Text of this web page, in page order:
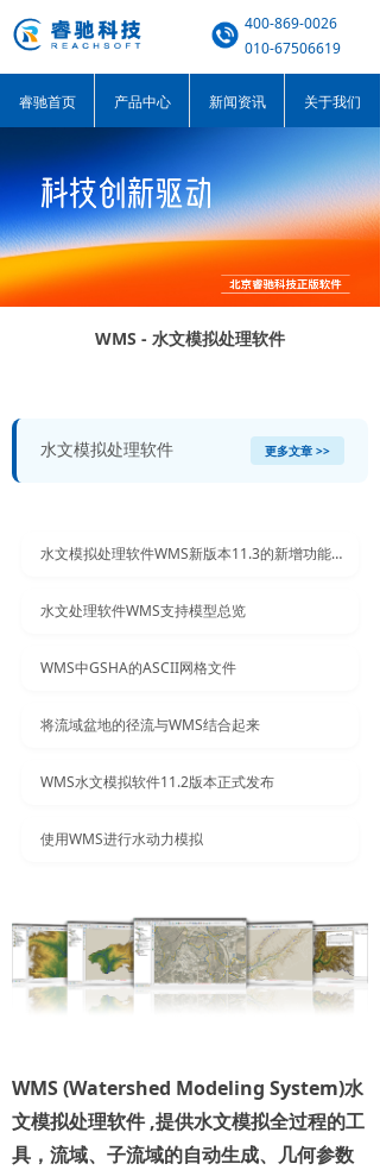
400-869-0026
010-67506619
睿驰首页 产品中心 新闻资讯 关于我们
WMS - 水文模拟处理软件
水文模拟处理软件 更多文章 >>
水文模拟处理软件WMS新版本11.3的新增功能概述
水文处理软件WMS支持模型总览
WMS中GSHA的ASCII网格文件
将流域盆地的径流与WMS结合起来
WMS水文模拟软件11.2版本正式发布
使用WMS进行水动力模拟
WMS (Watershed Modeling System)水
文模拟处理软件 ,提供水文模拟全过程的工
具，流域、子流域的自动生成、几何参数